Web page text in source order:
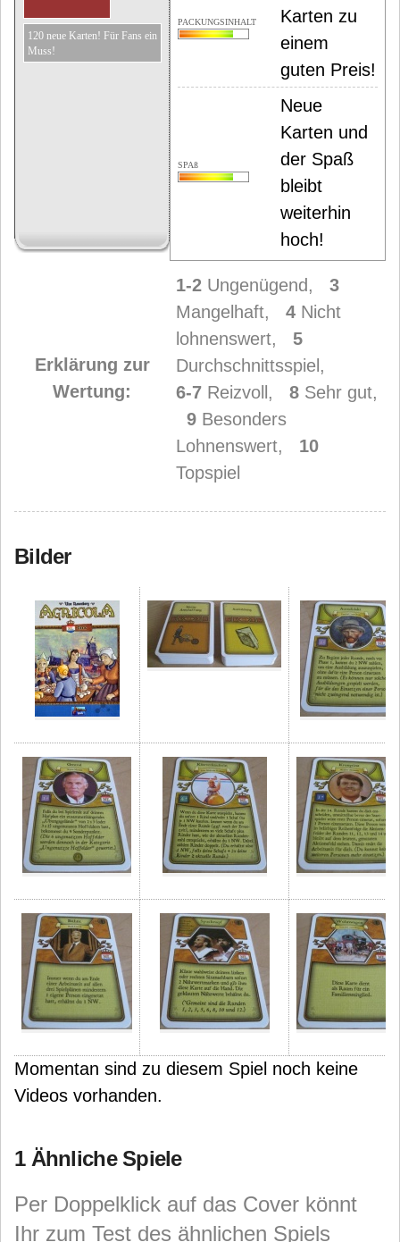
PACKUNGSINHALT
Karten zu
einem
guten Preis!
SPAß
Neue
Karten und
der Spaß
bleibt
weiterhin
hoch!
120 neue Karten! Für Fans ein
Muss!
Erklärung zur
Wertung:
1-2 Ungenügend, 3
Mangelhaft, 4 Nicht
lohnenswert, 5
Durchschnittsspiel,
6-7 Reizvoll, 8 Sehr gut,
9 Besonders
Lohnenswert, 10
Topspiel
Bilder
Momentan sind zu diesem Spiel noch keine
Videos vorhanden.
1 Ähnliche Spiele
Per Doppelklick auf das Cover könnt
Ihr zum Test des ähnlichen Spiels